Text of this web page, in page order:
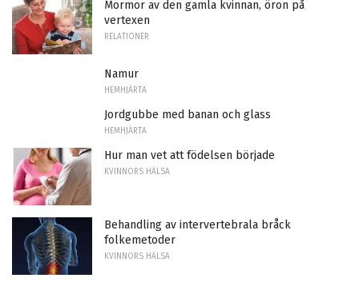
Mormor av den gamla kvinnan, öron på
vertexen
RELATIONER
Namur
HEMHJÄRTA
Jordgubbe med banan och glass
HEMHJÄRTA
Hur man vet att födelsen började
KVINNORS HÄLSA
Behandling av intervertebrala bråck
folkemetoder
KVINNORS HÄLSA